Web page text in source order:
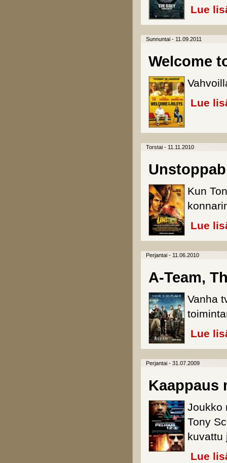
Lue
Sunnuntai - 11.09.2011
Welcome
Lue
Torstai - 11.11.2010
Kun
Lue
Perjantai - 11.06.2010
A-Team,
Vanha
Lue
Perjantai - 31.07.2009
Kaappaus
Joukko
Tony
kuvattu
Lue